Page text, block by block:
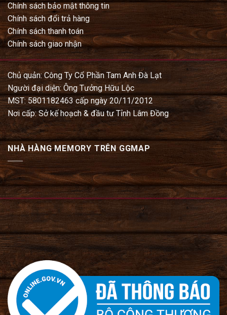
Chính sách bảo mật thông tin
Chính sách đổi trả hàng
Chính sách thanh toán
Chính sách giao nhận
Chủ quản: Công Ty Cổ Phần Tam Anh Đà Lạt
Người đại diện: Ông Tưởng Hữu Lộc
MST: 5801182463 cấp ngày 20/11/2012
Nơi cấp: Sở kế hoạch & đầu tư Tỉnh Lâm Đồng
NHÀ HÀNG MEMORY TRÊN GGMAP